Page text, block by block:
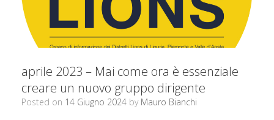
aprile 2023 – Mai come ora è essenziale
creare un nuovo gruppo dirigente
Posted on 14 Giugno 2024 by Mauro Bianchi